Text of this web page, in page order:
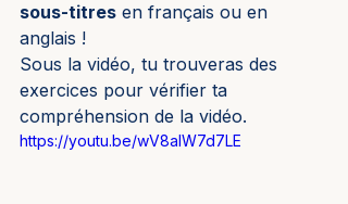
sous-titres en français ou en
anglais !
Sous la vidéo, tu trouveras des
exercices pour vérifier ta
compréhension de la vidéo.
https://youtu.be/wV8aIW7d7LE